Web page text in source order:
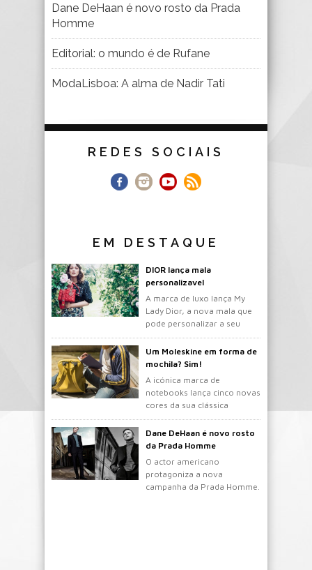
Dane DeHaan é novo rosto da Prada
Homme
Editorial: o mundo é de Rufane
ModaLisboa: A alma de Nadir Tati
REDES SOCIAIS
EM DESTAQUE
DIOR lança mala
personalizavel
A marca de luxo lança My
Lady Dior, a nova mala que
pode personalizar a seu
gosto.
Um Moleskine em forma de
mochila? Sim!
A icónica marca de
notebooks lança cinco novas
cores da sua clássica
mochila.
Dane DeHaan é novo rosto
da Prada Homme
O actor americano
protagoniza a nova
campanha da Prada Homme.